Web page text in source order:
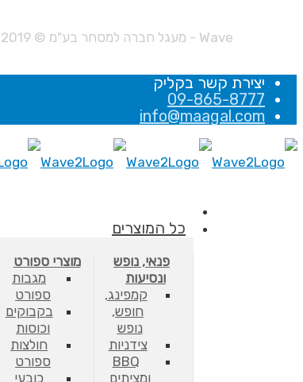
יצירת קשר בקליק
09-865-8777
info@maagal.com
כל המוצרים
פנאי, נופש
ונסיעות
קמפינג,
חופש,
נופש
צידניות
BBQ
ומציתים
מוצרי ספורט
מגבות
ספורט
בקבוקים
וכוסות
חולצות
ספורט
כובעי
Wave - מעגל חברה למסחר בע"מ © 2019